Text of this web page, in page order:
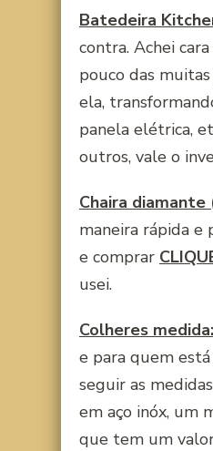
Batedeira
contra. Achei
pouco das
ela,
panela elétrica,
outros, vale o
Chaira diamante
maneira rápida e
e comprar
usei.
Colheres medida:
e para quem
seguir as
em aço inóx, um
que tem um